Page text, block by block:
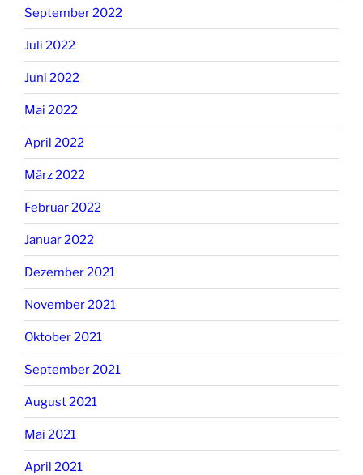
September 2022
Juli 2022
Juni 2022
Mai 2022
April 2022
März 2022
Februar 2022
Januar 2022
Dezember 2021
November 2021
Oktober 2021
September 2021
August 2021
Mai 2021
April 2021